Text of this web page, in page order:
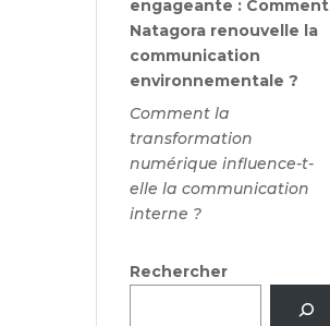
engageante : Comment
Natagora renouvelle la
communication
environnementale ?
Comment la
transformation
numérique influence-t-
elle la communication
interne ?
Rechercher